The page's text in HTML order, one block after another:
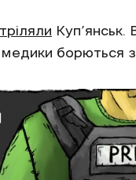
Куп’янськ.
медики борються